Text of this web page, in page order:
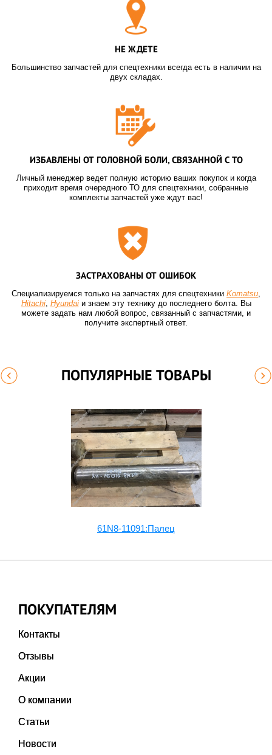
НЕ ЖДЕТЕ
Большинство запчастей для спецтехники всегда есть в наличии на
двух складах.
ИЗБАВЛЕНЫ ОТ ГОЛОВНОЙ БОЛИ, СВЯЗАННОЙ С ТО
Личный менеджер ведет полную историю ваших покупок и когда
приходит время очередного ТО для спецтехники, собранные
комплекты запчастей уже ждут вас!
ЗАСТРАХОВАНЫ ОТ ОШИБОК
Специализируемся только на запчастях для спецтехники Komatsu,
Hitachi, Hyundaiи знаем эту технику до последнего болта. Вы
можете задать нам любой вопрос, связанный с запчастями, и
получите экспертный ответ.
ПОПУЛЯРНЫЕ ТОВАРЫ
61N8-11091:Палец
ПОКУПАТЕЛЯМ
Контакты
Отзывы
Акции
О компании
Статьи
Новости